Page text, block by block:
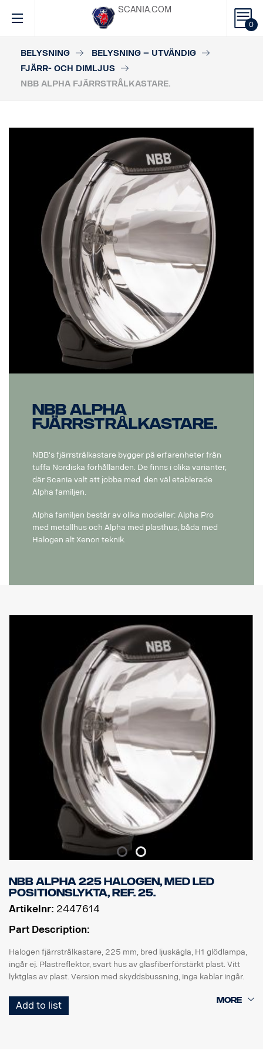
0
SCANIA.COM
BELYSNING
BELYSNING – UTVÄNDIG
FJÄRR- OCH DIMLJUS
NBB ALPHA FJÄRRSTRÅLKASTARE.
NBB Alpha
fjärrstrålkastare.
NBB's fjärrstrålkastare bygger på erfarenheter från
tuffa Nordiska förhållanden. De finns i olika varianter,
där Scania valt att jobba med den väl etablerade
Alpha familjen.
Alpha familjen består av olika modeller: Alpha Pro
med metallhus och Alpha med plasthus, båda med
Halogen alt Xenon teknik.
NBB Alpha 225 halogen, med LED
positionslykta, ref. 25.
Artikelnr: 2447614
Part Description:
Halogen fjärrstrålkastare, 225 mm, bred ljuskägla, H1 glödlampa,
ingår ej. Plastreflektor, svart hus av glasfiberförstärkt plast. Vitt
lyktglas av plast. Version med skyddsbussning, inga kablar ingår.
Rekommenderad H1 HD premium reservglödlampa: Scania art.nr.
1905134.
Add to list